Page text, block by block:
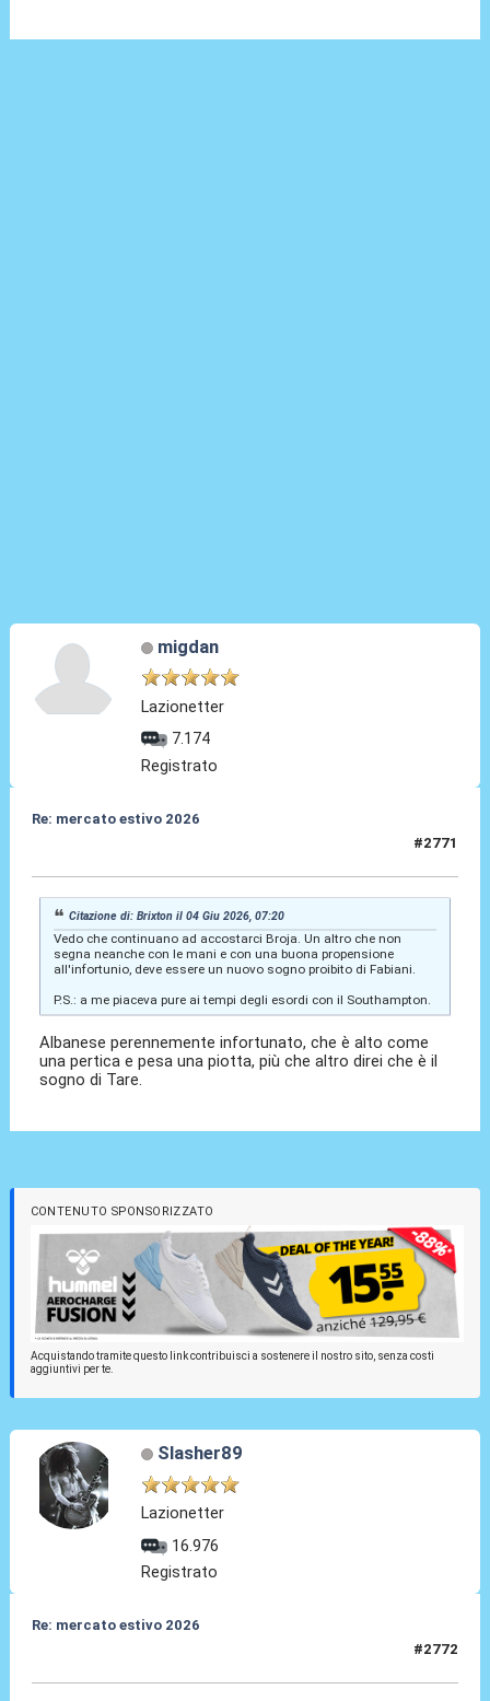
migdan
Lazionetter
7.174
Registrato
Re: mercato estivo 2026
#2771
Citazione di: Brixton il 04 Giu 2026, 07:20
Vedo che continuano ad accostarci Broja. Un altro che non
segna neanche con le mani e con una buona propensione
all'infortunio, deve essere un nuovo sogno proibito di Fabiani.
P.S.: a me piaceva pure ai tempi degli esordi con il Southampton.
Albanese perennemente infortunato, che è alto come
una pertica e pesa una piotta, più che altro direi che è il
sogno di Tare.
CONTENUTO SPONSORIZZATO
Acquistando tramite questo link contribuisci a sostenere il nostro sito, senza costi
aggiuntivi per te.
Slasher89
Lazionetter
16.976
Registrato
Re: mercato estivo 2026
#2772